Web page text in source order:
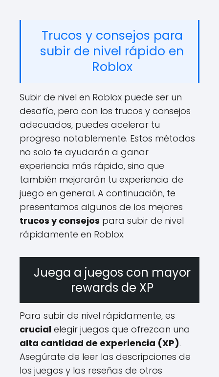
Trucos y consejos para
subir de nivel rápido en
Roblox
Subir de nivel en Roblox puede ser un
desafío, pero con los trucos y consejos
adecuados, puedes acelerar tu
progreso notablemente. Estos métodos
no solo te ayudarán a ganar
experiencia más rápido, sino que
también mejorarán tu experiencia de
juego en general. A continuación, te
presentamos algunos de los mejores
trucos y consejos para subir de nivel
rápidamente en Roblox.
Juega a juegos con mayor
rewards de XP
Para subir de nivel rápidamente, es
crucial elegir juegos que ofrezcan una
alta cantidad de experiencia (XP).
Asegúrate de leer las descripciones de
los juegos y las reseñas de otros